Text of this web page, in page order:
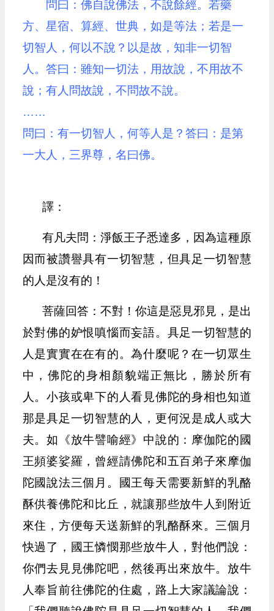
問曰：佛自說佛法，不說餘經。若藥
方、星宿、算經、世典，如是等法；若是一
切智人，何以不說？以是故，知非一切智
人。答曰：雖知一切法，用故說，不用故不
說；有人問故說，不問故不說。
……
問曰：有一切智人，何等人是？答曰：是第
一大人，三界尊，名曰佛。
譯：
有凡夫問：淨飯王子悉達多，因為這種原
因而被讚譽具有一切智慧，但具足一切智慧
的人是沒有的！
菩薩回答：不對！你這是惡見邪見，是出
於對佛的妒恨嗔惱而妄語。具足一切智慧的
人是實實在在有的。為什麼呢？在一切眾生
中，佛陀的身相顏貌端正無比，勝於所有
人。小孩或卑下的人看見佛陀的身相也知道
那是具足一切智慧的人，更何況是成人或大
夫。如《放牛譬喻經》中說的：摩伽陀的國
王頻婆娑羅，曾經請佛陀和五百弟子來摩伽
陀國說法三個月。國王每天需要新鮮的乳酪
酥供養佛陀和比丘，就讓那些放牛人到附近
來住，方便每天送新鮮的乳酪酥來。三個月
快過了，國王憐憫那些放牛人，對他們說：
你們去見見佛陀吧，然後再出來放牛。放牛
人奉旨前往佛陀的住處，路上大家議論說：